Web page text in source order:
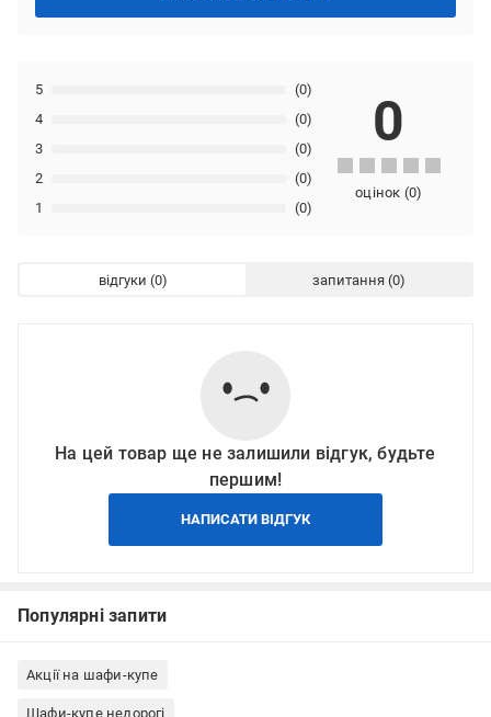
1 (0)
2 (0)
3 (0)
4 (0)
5 (0)
0
оцінок (0)
відгуки запитання
На цей товар ще не залишили відгук, будьте
першим!
НАПИСАТИ ВІДГУК
Популярні запити
Акції на шафи-купе
Шафи-купе недорогі